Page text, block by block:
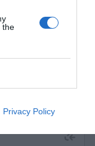
the
Privacy Policy